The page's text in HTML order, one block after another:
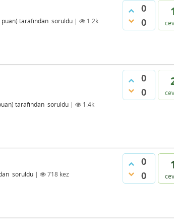
0
0
puan) tarafından soruldu |
1.2k
0
0
tarafından soruldu |
1.4k
0
0
soruldu | 718 kez